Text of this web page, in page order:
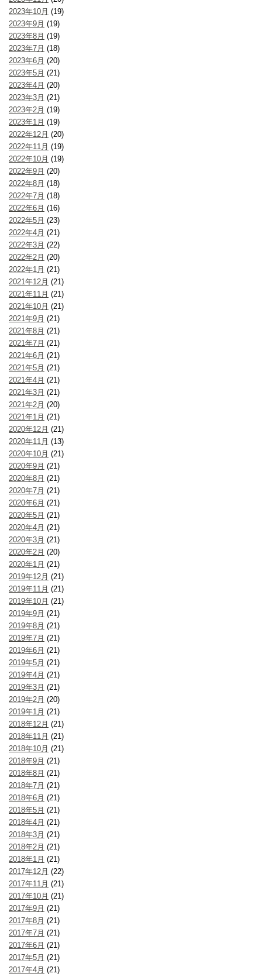
2023年10月 (19)
2023年9月 (19)
2023年8月 (19)
2023年7月 (18)
2023年6月 (20)
2023年5月 (21)
2023年4月 (20)
2023年3月 (21)
2023年2月 (19)
2023年1月 (19)
2022年12月 (20)
2022年11月 (19)
2022年10月 (19)
2022年9月 (20)
2022年8月 (18)
2022年7月 (18)
2022年6月 (16)
2022年5月 (23)
2022年4月 (21)
2022年3月 (22)
2022年2月 (20)
2022年1月 (21)
2021年12月 (21)
2021年11月 (21)
2021年10月 (21)
2021年9月 (21)
2021年8月 (21)
2021年7月 (21)
2021年6月 (21)
2021年5月 (21)
2021年4月 (21)
2021年3月 (21)
2021年2月 (20)
2021年1月 (21)
2020年12月 (21)
2020年11月 (13)
2020年10月 (21)
2020年9月 (21)
2020年8月 (21)
2020年7月 (21)
2020年6月 (21)
2020年5月 (21)
2020年4月 (21)
2020年3月 (21)
2020年2月 (20)
2020年1月 (21)
2019年12月 (21)
2019年11月 (21)
2019年10月 (21)
2019年9月 (21)
2019年8月 (21)
2019年7月 (21)
2019年6月 (21)
2019年5月 (21)
2019年4月 (21)
2019年3月 (21)
2019年2月 (20)
2019年1月 (21)
2018年12月 (21)
2018年11月 (21)
2018年10月 (21)
2018年9月 (21)
2018年8月 (21)
2018年7月 (21)
2018年6月 (21)
2018年5月 (21)
2018年4月 (21)
2018年3月 (21)
2018年2月 (21)
2018年1月 (21)
2017年12月 (22)
2017年11月 (21)
2017年10月 (21)
2017年9月 (21)
2017年8月 (21)
2017年7月 (21)
2017年6月 (21)
2017年5月 (21)
2017年4月 (21)